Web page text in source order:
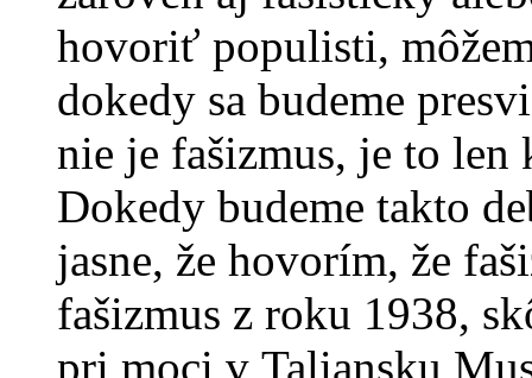
hovoriť populisti,
dokedy sa budeme
nie je fašizmus, je to len
Dokedy budeme takto
jasne, že hovorím, že
fašizmus z roku 1938,
pri moci v Taliansku